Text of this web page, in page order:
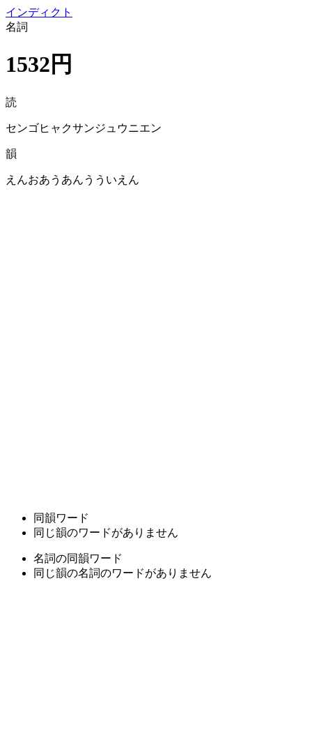
インディクト
名詞
1532円
読
センゴヒャクサンジュウニエン
韻
えんおあうあんうういえん
同韻ワード
同じ韻のワードがありません
名詞の同韻ワード
同じ韻の名詞のワードがありません